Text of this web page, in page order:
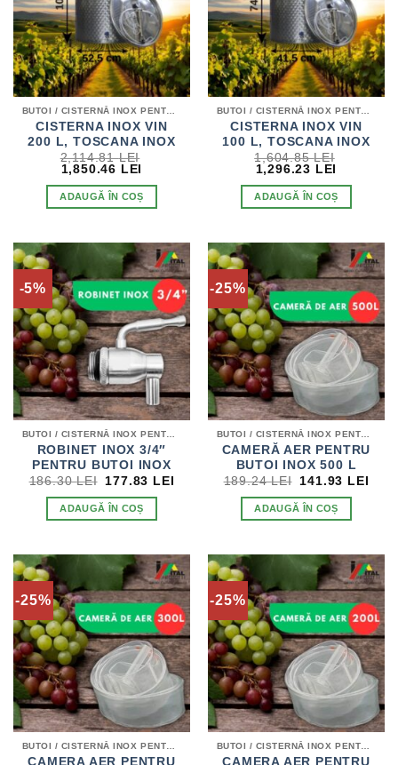
BUTOI / CISTERNĂ INOX PENTRU VIN
CISTERNA INOX VIN
200 L, TOSCANA INOX
2,114.81LEI
PREȚUL
INIȚIAL
A
FOST:
1,850.46 LEI
ESTE:
1,850.46 LEI.
ADAUGĂ ÎN COȘ
BUTOI / CISTERNĂ INOX PENTRU VIN
CISTERNA INOX VIN
100 L, TOSCANA INOX
1,604.85LEI
PREȚUL
INIȚIAL
A
FOST:
1,296.23 LEI
ESTE:
1,296.23
ADAUGĂ ÎN COȘ
-5%
BUTOI / CISTERNĂ INOX PENTRU VIN
ROBINET INOX 3/4″
PENTRU BUTOI INOX
186.30LEI
PREȚUL
A
FOST:
177.83 LEI
PREȚUL
ADAUGĂ ÎN COȘ
-25%
BUTOI / CISTERNĂ INOX PENTRU VIN
CAMERĂ AER PENTRU
BUTOI INOX 500 L
189.24LEI
PREȚUL
A
FOST:
141.93 LEI
ADAUGĂ ÎN COȘ
-25%
BUTOI / CISTERNĂ INOX PENTRU VIN
CAMERA AER PENTRU
-25%
BUTOI / CISTERNĂ INOX PENTRU VIN
CAMERA AER PENTRU